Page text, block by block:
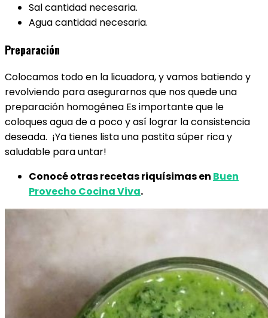
Sal cantidad necesaria.
Agua cantidad necesaria.
Preparación
Colocamos todo en la licuadora, y vamos batiendo y
revolviendo para asegurarnos que nos quede una
preparación homogénea Es importante que le
coloques agua de a poco y así lograr la consistencia
deseada. ¡Ya tienes lista una pastita súper rica y
saludable para untar!
Conocé otras recetas riquísimas en Buen
Provecho Cocina Viva.